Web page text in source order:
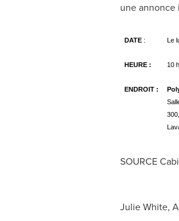
une annonce
DATE: Le
HEURE : 10 h
ENDROIT :
SOURCE
Julie White,